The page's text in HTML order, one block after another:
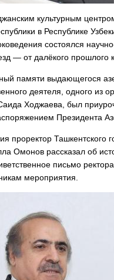
культурным
в Республике
состоялся
— от далёкого прошлого
памяти выдающегося
деятеля, одного из
Ходжаева, был
Президента
проректор Ташкентского
Омонов рассказал об
письмо
мероприятия.